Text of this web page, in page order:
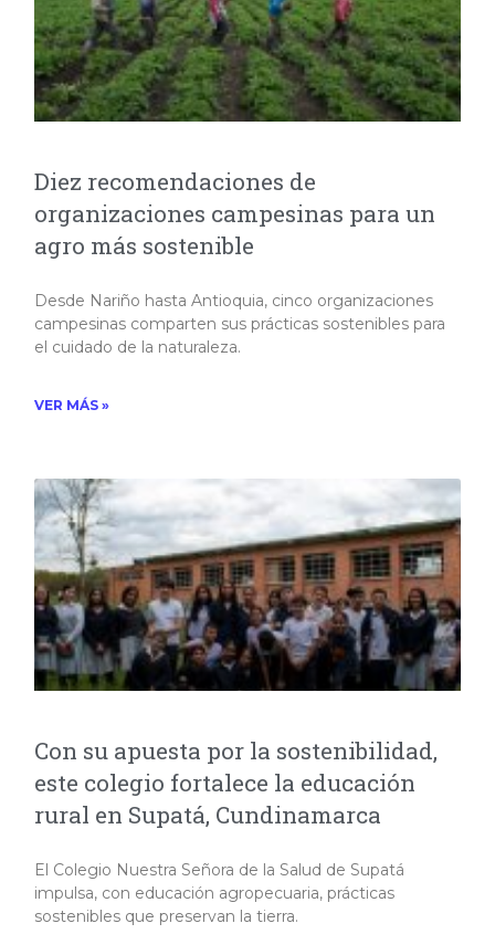
Diez recomendaciones de
organizaciones campesinas para un
agro más sostenible
Desde Nariño hasta Antioquia, cinco organizaciones
campesinas comparten sus prácticas sostenibles para
el cuidado de la naturaleza.
VER MÁS »
Con su apuesta por la sostenibilidad,
este colegio fortalece la educación
rural en Supatá, Cundinamarca
El Colegio Nuestra Señora de la Salud de Supatá
impulsa, con educación agropecuaria, prácticas
sostenibles que preservan la tierra.​